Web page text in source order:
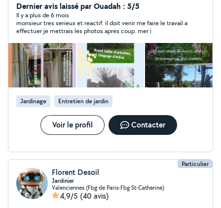
jardin tel que la tonte de pelouse, la taille de haie,
l'entretien d'espace fleurie etc... ( Possède tout le
matériel nécessaire ) Entreprise situé à Trith-Saint-Léger
et ses alentours, à votre écoute pour vous
accompagner dans vos projets de demolition, de
rénovation, d'entretien de jardin, d'abattage et elagage
d'arbres... Entrez en contact avec Wallerand'renov et
espace vert pour discuter de vos besoins et obtenir un
devis.
Dernier avis laissé par Ouadah : 5/5
Il y a plus de 6 mois
monsieur tres serieux et reactif. il doit venir me faire le travail a
effectuer je mettrais les photos apres coup. mer i
Jardinage Entretien de jardin
Voir le profil Contacter
Particulier
Florent Desoil
Jardinier
Valenciennes (Fbg de Paris-Fbg St-Catherine)
4,9/5 (40 avis)